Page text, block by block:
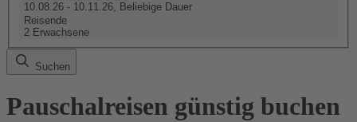
10.08.26 - 10.11.26, Beliebige Dauer
Reisende
2 Erwachsene
Suchen
Pauschalreisen günstig buchen